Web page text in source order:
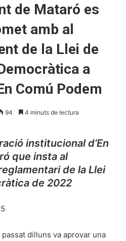
de Mataró es
amb al
de la Llei de
a
Comú Podem
94 4 minuts de lectura
institucional d’En
que insta al
de la Llei
de 2022
dilluns va aprovar una